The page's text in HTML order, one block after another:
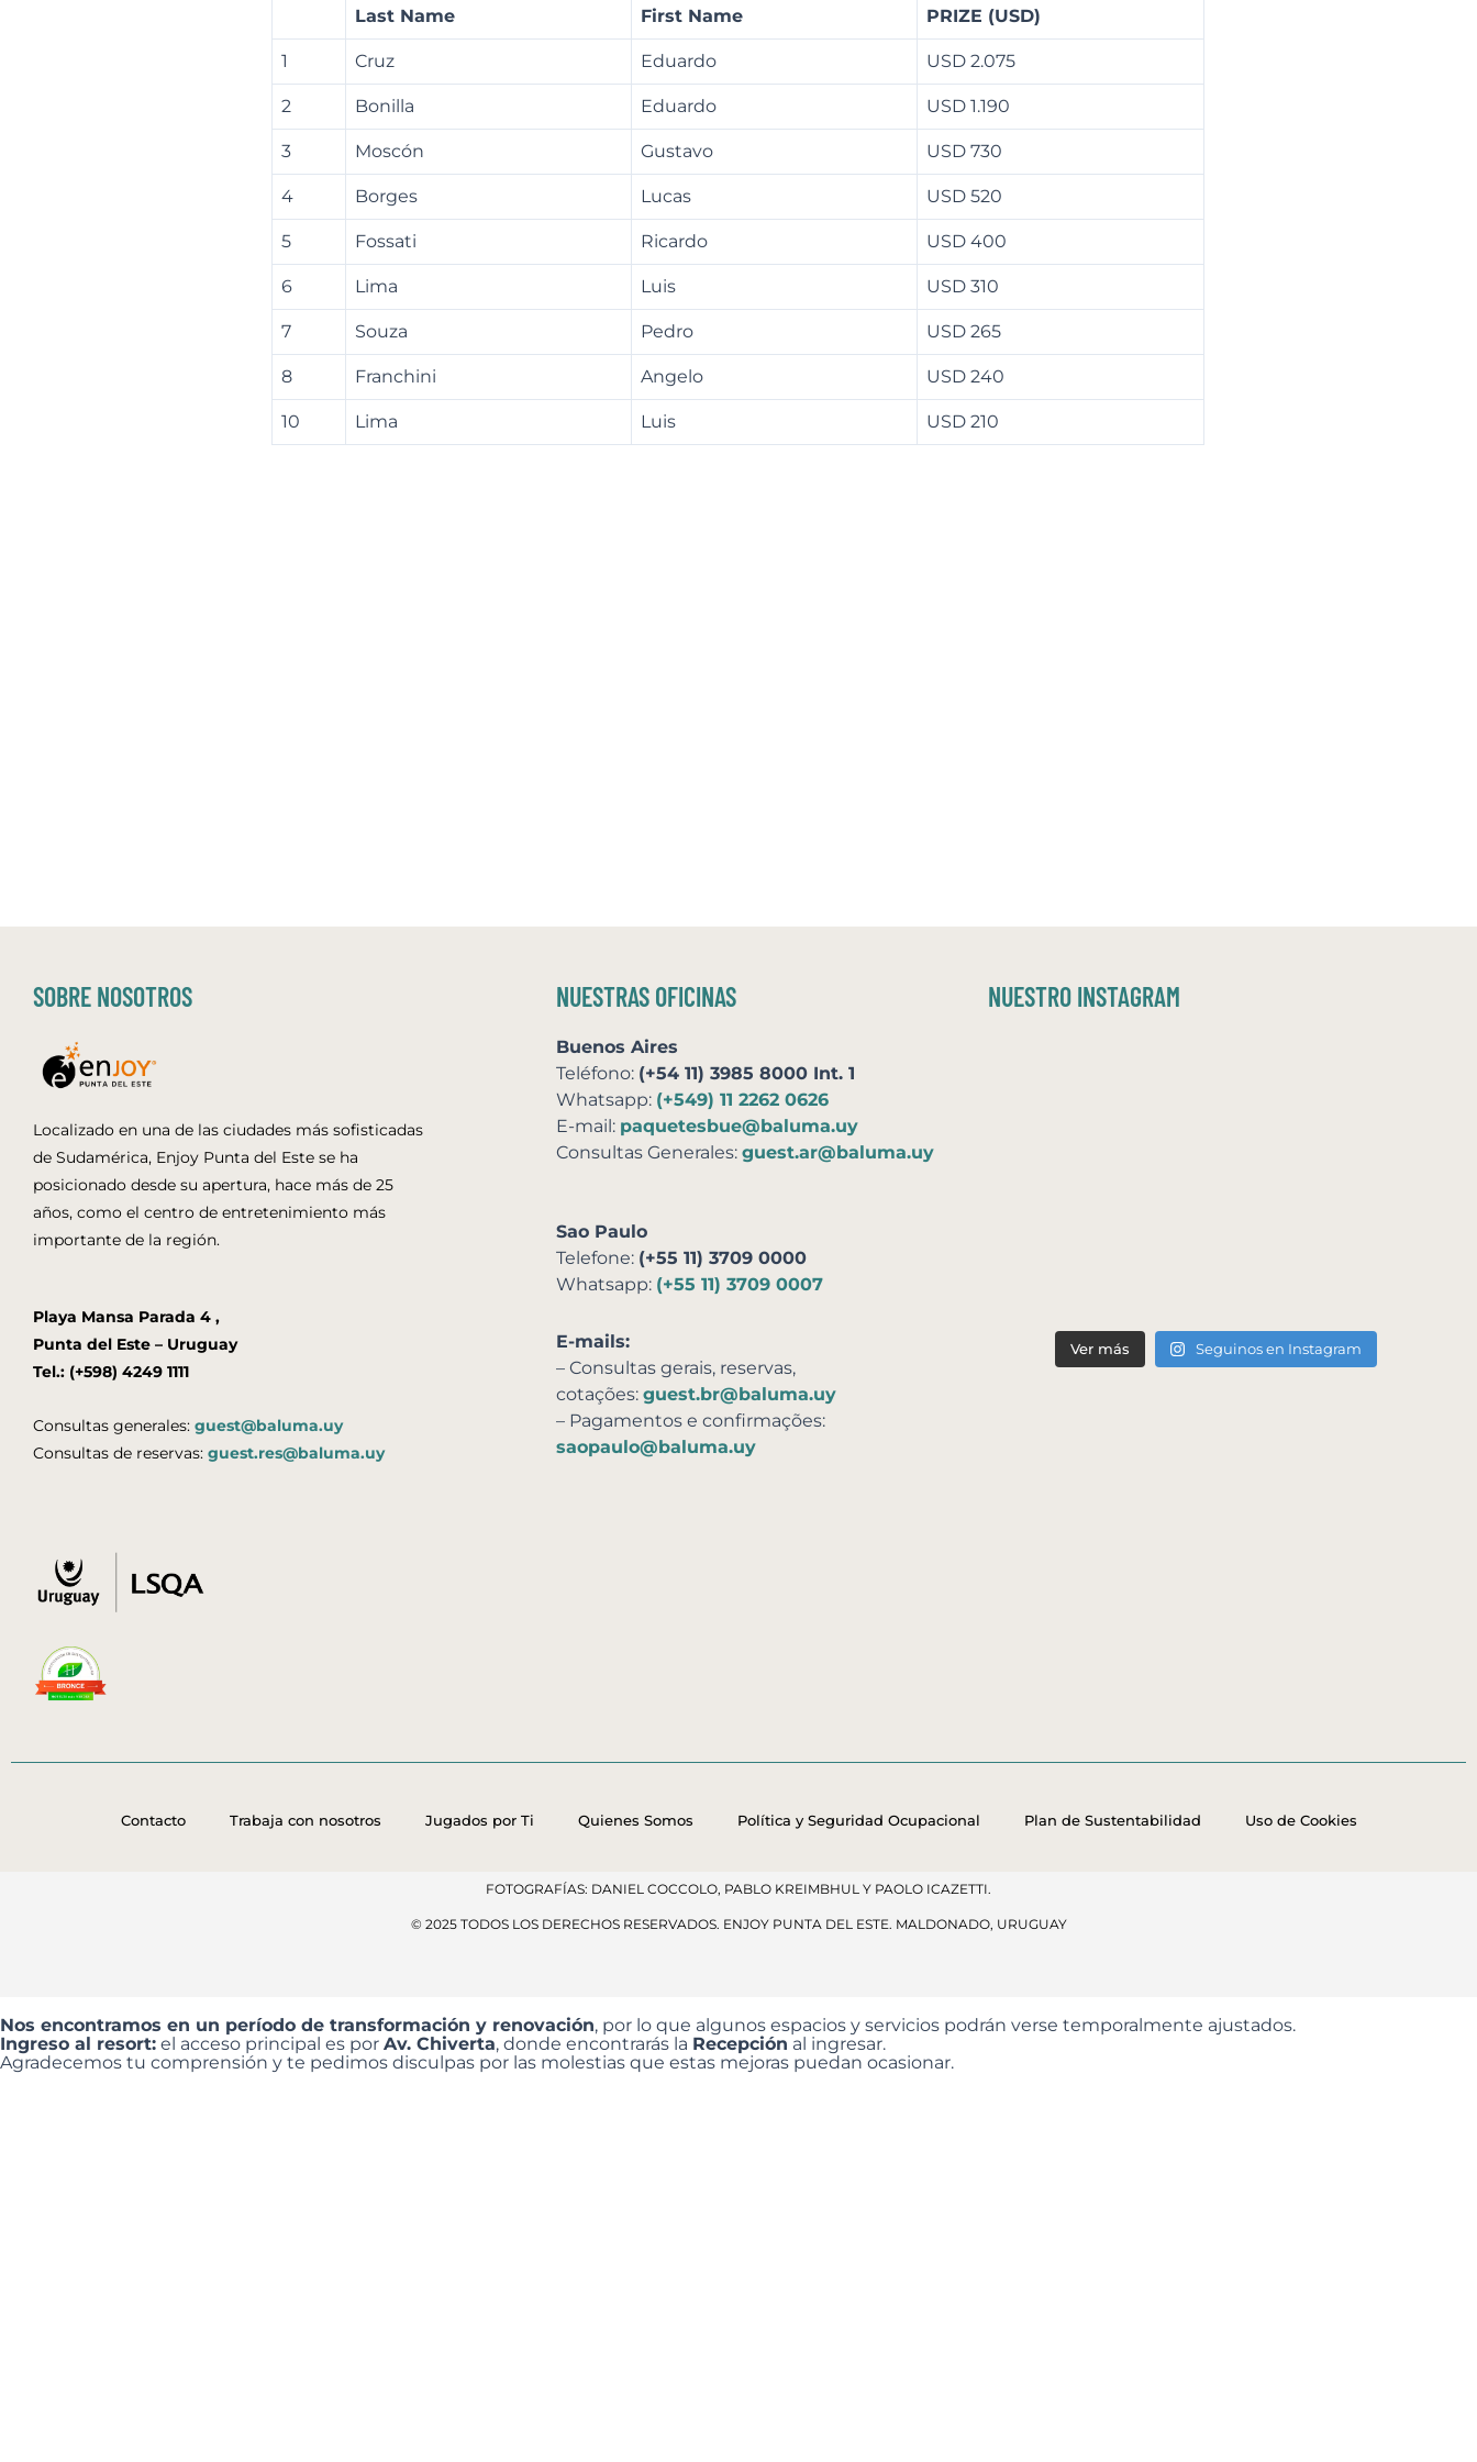
Last Name First Name PRIZE (USD)
1 Cruz Eduardo USD 2.075
2 Bonilla Eduardo USD 1.190
3 Moscón Gustavo USD 730
4 Borges Lucas USD 520
5 Fossati Ricardo USD 400
6 Lima Luis USD 310
7 Souza Pedro USD 265
8 Franchini Angelo USD 240
10 Lima Luis USD 210
SOBRE NOSOTROS
Localizado en una de las ciudades más sofisticadas
de Sudamérica, Enjoy Punta del Este se ha
posicionado desde su apertura, hace más de 25
años, como el centro de entretenimiento más
importante de la región.
Playa Mansa Parada 4 ,
Punta del Este – Uruguay
Tel.: (+598) 4249 1111
Consultas generales: guest@baluma.uy
Consultas de reservas: guest.res@baluma.uy
NUESTRAS OFICINAS
Buenos Aires
Teléfono: (+54 11) 3985 8000 Int. 1
Whatsapp: (+549) 11 2262 0626
E-mail: paquetesbue@baluma.uy
Consultas Generales: guest.ar@baluma.uy
Sao Paulo
Telefone: (+55 11) 3709 0000
Whatsapp: (+55 11) 3709 0007
E-mails:
– Consultas gerais, reservas,
cotações: guest.br@baluma.uy
– Pagamentos e confirmações:
saopaulo@baluma.uy
NUESTRO INSTAGRAM
Ver más Seguinos en Instagram
Contacto Trabaja con nosotros Jugados por Ti Quienes Somos Política y Seguridad Ocupacional Plan de Sustentabilidad Uso de Cookies
FOTOGRAFÍAS: DANIEL COCCOLO, PABLO KREIMBHUL Y PAOLO ICAZETTI.
© 2025 TODOS LOS DERECHOS RESERVADOS​. ENJOY PUNTA DEL ESTE. MALDONADO, URUGUAY
Nos encontramos en un período de transformación y renovación, por lo que algunos espacios y servicios podrán verse temporalmente ajustados.
Ingreso al resort: el acceso principal es por Av. Chiverta, donde encontrarás la Recepción al ingresar.
Agradecemos tu comprensión y te pedimos disculpas por las molestias que estas mejoras puedan ocasionar.